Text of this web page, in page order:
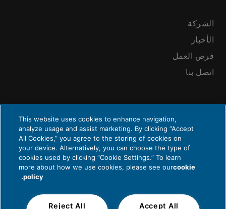
الشركة
الأخبار
فرص العمل
اتصل بنا
الخصوصية والقانونية
© 2026 شركة Cummins Inc.، صندوق 3005، كولومبوس، IN 47202-3005
This website uses cookies to enhance navigation,
analyze usage and assist marketing. By clicking “Accept
All Cookies,” you agree to the storing of cookies on
your device. Alternatively, you can choose the type of
cookies used by clicking “Cookie Settings.” To learn
more about how we use cookies, please see ourcookie
policy.
Accept All
Reject All